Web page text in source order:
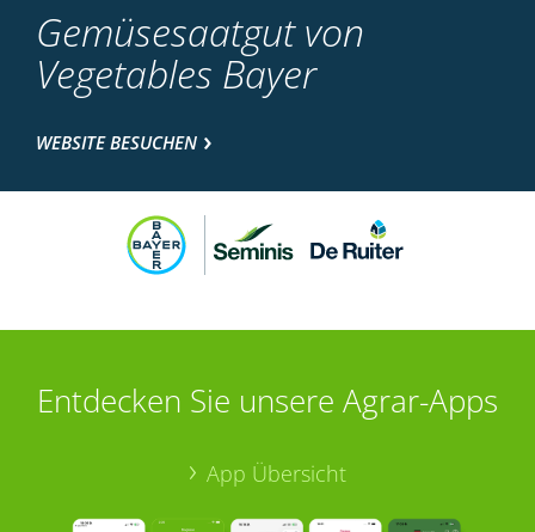
Gemüsesaatgut von
Vegetables Bayer
WEBSITE BESUCHEN
Entdecken Sie unsere Agrar-Apps
App Übersicht